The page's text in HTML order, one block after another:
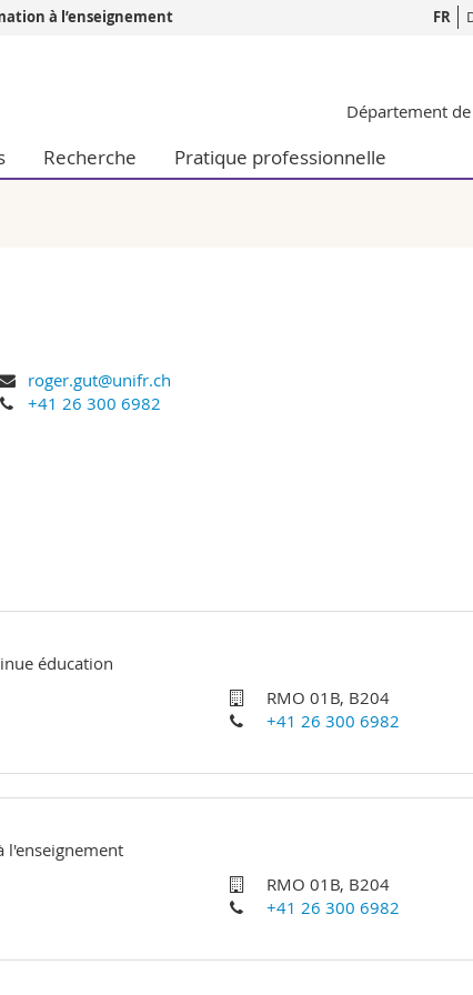
management
Médias
Chercheurs
FR
à l’enseignement
Département
Recherche Pratique professionnelle
roger.gut@unifr.ch
+41 26 300 6982
éducation
RMO 01B, B204
+41 26 300 6982
l'enseignement
RMO 01B, B204
+41 26 300 6982